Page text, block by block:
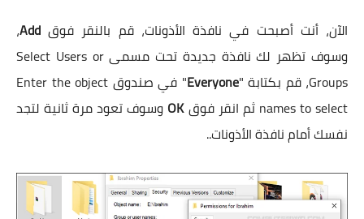
الآن، أنت أصبحت في نافذة الأذونات، قم بالنقر فوق Add،
وسوف تظهر لك نافذة جديدة تحت مسمى Select Users or
Groups، قم بكتابة "
Everyone
" في صندوق Enter the object
names to select ثم انقر فوق
OK وسوف تعود مرة ثانية لتجد
نفسك أمام نافذة الأذونات..